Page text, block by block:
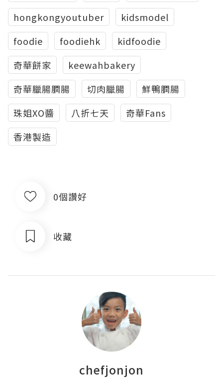
hongkongyoutuber
kidsmodel
foodie
foodiehk
kidfoodie
奇華餅家
keewahbakery
奇華臘腸膶腸
切肉臘腸
鮮鴨膶腸
珠姐XO醬
八折七天
奇華Fans
香港製造
0個讚好
收藏
chefjonjon